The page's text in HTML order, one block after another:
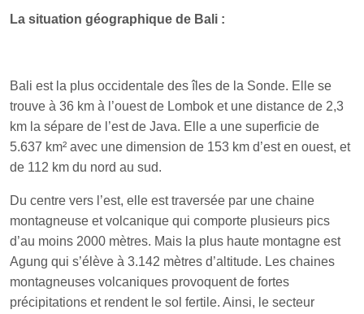
La situation géographique de Bali :
Bali est la plus occidentale des îles de la Sonde. Elle se
trouve à 36 km à l’ouest de Lombok et une distance de 2,3
km la sépare de l’est de Java. Elle a une superficie de
5.637 km² avec une dimension de 153 km d’est en ouest, et
de 112 km du nord au sud.
Du centre vers l’est, elle est traversée par une chaine
montagneuse et volcanique qui comporte plusieurs pics
d’au moins 2000 mètres. Mais la plus haute montagne est
Agung qui s’élève à 3.142 mètres d’altitude. Les chaines
montagneuses volcaniques provoquent de fortes
précipitations et rendent le sol fertile. Ainsi, le secteur